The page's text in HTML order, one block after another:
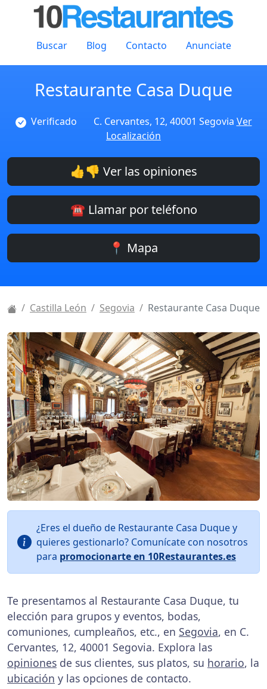
Buscar Blog Contacto Anunciate
Restaurante Casa Duque
Verificado C. Cervantes, 12, 40001 Segovia Ver
Localización
👍👎 Ver las opiniones
☎️ Llamar por teléfono
📍 Mapa
Castilla León Segovia Restaurante Casa Duque
¿Eres el dueño de Restaurante Casa Duque y
quieres gestionarlo? Comunícate con nosotros
para promocionarte en 10Restaurantes.es
Te presentamos al Restaurante Casa Duque, tu
elección para grupos y eventos, bodas,
comuniones, cumpleaños, etc., en Segovia, en C.
Cervantes, 12, 40001 Segovia. Explora las
opiniones de sus clientes, sus platos, su horario, la
ubicación y las opciones de contacto.